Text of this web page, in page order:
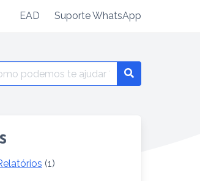
EAD Suporte WhatsApp
(1)